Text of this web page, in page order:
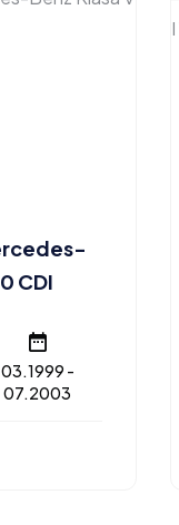
CDI
03.1999 -
07.2003